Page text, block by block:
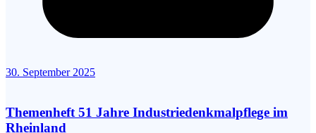
30. September 2025
Themenheft 51 Jahre Industriedenkmalpflege im
Rheinland